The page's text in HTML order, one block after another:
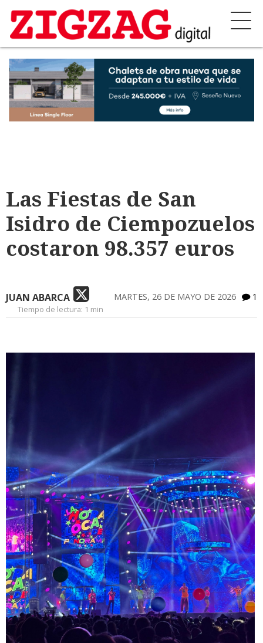
Las Fiestas de San
Isidro de Ciempozuelos
costaron 98.357 euros
JUAN ABARCA 1
MARTES, 26 DE MAYO DE 2026
Tiempo de lectura: 1 min